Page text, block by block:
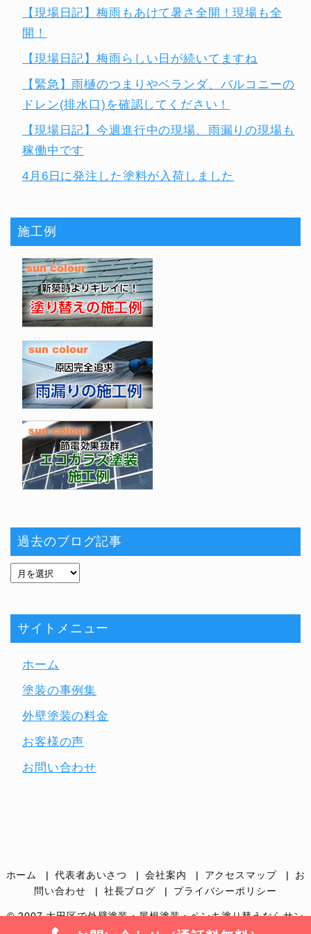
【現場日記】梅雨もあけて暑さ全開！現場も全
開！
【現場日記】梅雨らしい日が続いてますね
【緊急】雨樋のつまりやベランダ、バルコニーの
ドレン(排水口)を確認してください！
【現場日記】今週進行中の現場、雨漏りの現場も
稼働中です
4月6日に発注した塗料が入荷しました
施工例
過去のブログ記事
サイトメニュー
ホーム
塗装の事例集
外壁塗装の料金
お客様の声
お問い合わせ
ホーム 代表者あいさつ 会社案内 アクセスマップ
お
問い合わせ
社長ブログ プライバシーポリシー
© 2007大田区で外壁塗装・屋根塗装・ペンキ塗り替えならサン